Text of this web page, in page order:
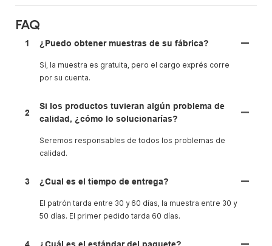
FAQ
1 ¿Puedo obtener muestras de su fábrica?
Sí, la muestra es gratuita, pero el cargo exprés corre
por su cuenta.
2
Si los productos tuvieran algún problema de
calidad, ¿cómo lo solucionarías?
Seremos responsables de todos los problemas de
calidad.
3 ¿Cual es el tiempo de entrega?
El patrón tarda entre 30 y 60 días, la muestra entre 30 y
50 días. El primer pedido tarda 60 días.